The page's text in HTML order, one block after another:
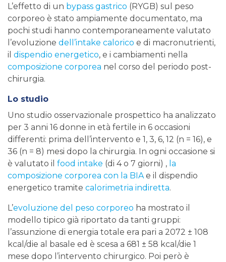
L’effetto di un bypass gastrico (RYGB) sul peso
corporeo è stato ampiamente documentato, ma
pochi studi hanno contemporaneamente valutato
l’evoluzione dell’intake calorico e di macronutrienti,
il dispendio energetico, e i cambiamenti nella
composizione corporea nel corso del periodo post-
chirurgia.
Lo studio
Uno studio osservazionale prospettico ha analizzato
per 3 anni 16 donne in età fertile in 6 occasioni
differenti: prima dell’intervento e 1, 3, 6, 12 (n = 16), e
36 (n = 8) mesi dopo la chirurgia. In ogni occasione si
è valutato il food intake (di 4 o 7 giorni) , la
composizione corporea con la BIAe il dispendio
energetico tramite calorimetria indiretta.
L’evoluzione del peso corporeo ha mostrato il
modello tipico già riportato da tanti gruppi:
l’assunzione di energia totale era pari a 2072 ± 108
kcal/die al basale ed è scesa a 681 ± 58 kcal/die 1
mese dopo l’intervento chirurgico. Poi però è